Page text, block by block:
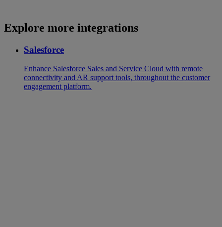
Explore more integrations
Salesforce
Enhance Salesforce Sales and Service Cloud with remote
connectivity and AR support tools, throughout the customer
engagement platform.